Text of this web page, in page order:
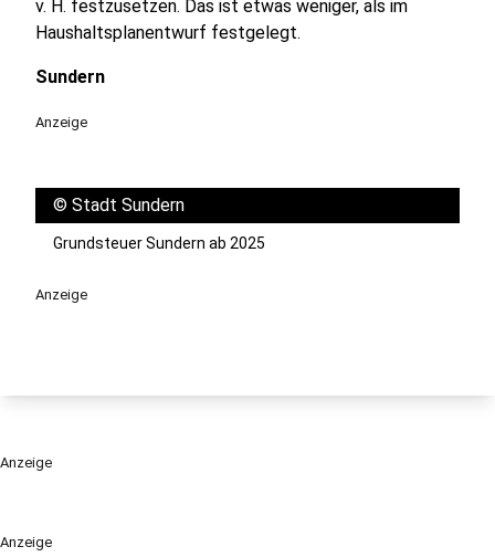
Anzeige
v. H. festzusetzen. Das ist etwas weniger, als im
Haushaltsplanentwurf festgelegt.
Sundern
Anzeige
© Stadt Sundern
Grundsteuer Sundern ab 2025
Anzeige
Anzeige